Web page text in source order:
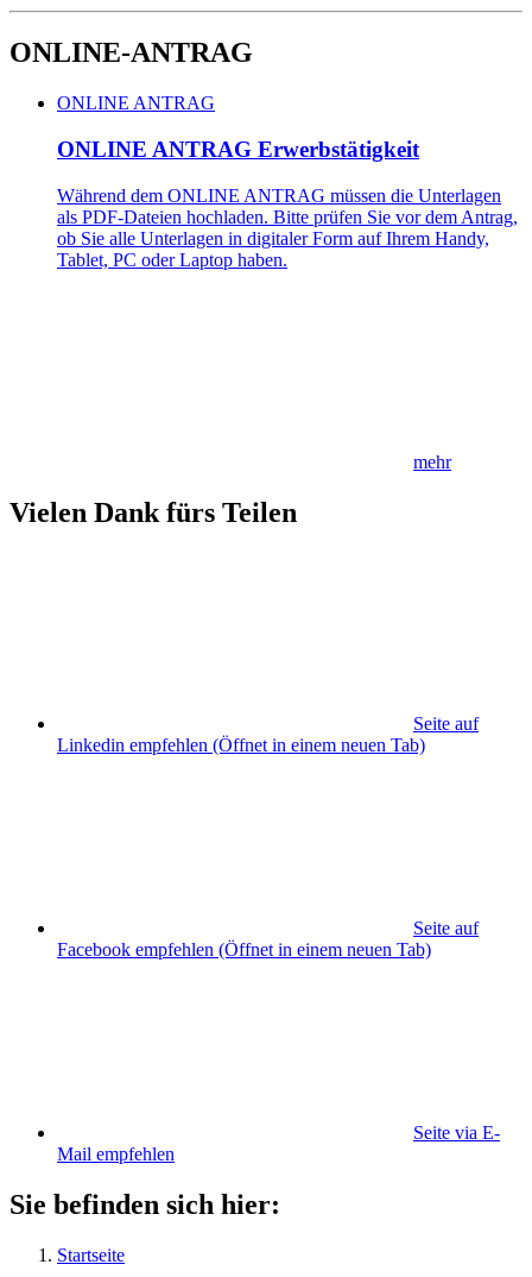
ONLINE-ANTRAG
ONLINE ANTRAG
ONLINE ANTRAG Erwerbstätigkeit
Während dem ONLINE ANTRAG müssen die Unterlagen
als PDF-Dateien hochladen. Bitte prüfen Sie vor dem Antrag,
ob Sie alle Unterlagen in digitaler Form auf Ihrem Handy,
Tablet, PC oder Laptop haben.
mehr
Vielen Dank fürs Teilen
Seite auf
Linkedin empfehlen (Öffnet in einem neuen Tab)
Seite auf
Facebook empfehlen (Öffnet in einem neuen Tab)
Seite via E-
Mail empfehlen
Sie befinden sich hier:
Startseite